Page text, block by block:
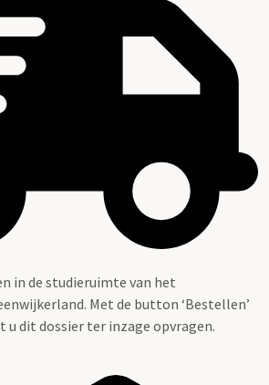
in de studieruimte van het
Met de button ‘Bestellen’
u dit dossier ter inzage opvragen.